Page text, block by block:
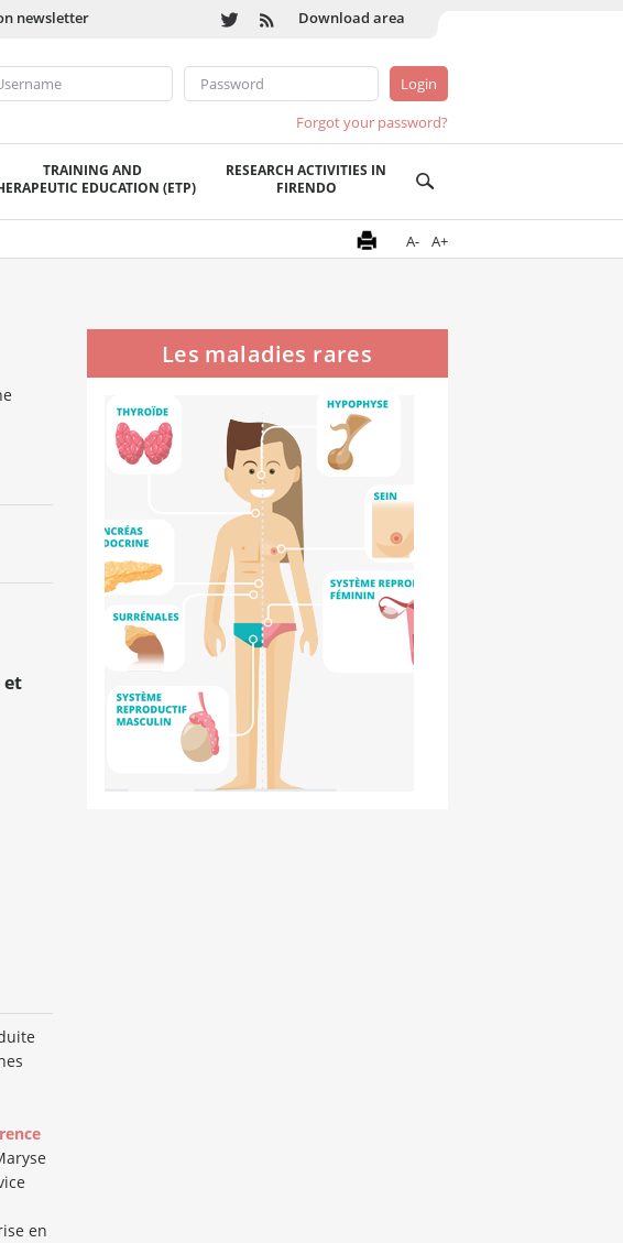
newsletter Download area
Forgot your password?
TRAINING AND
EDUCATION (ETP)
RESEARCH ACTIVITIES IN
FIRENDO
A- A+
et
en
Les maladies rares
endocriniennes